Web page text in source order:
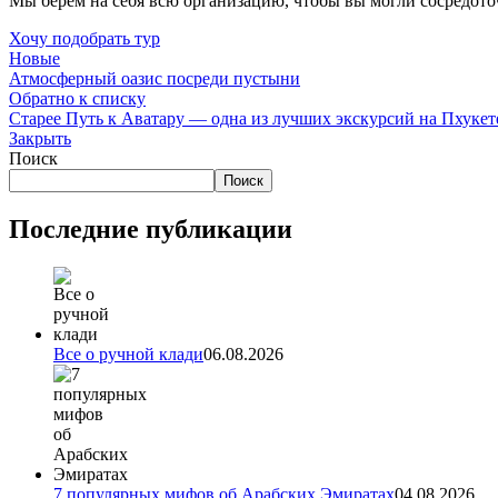
Хочу подобрать тур
Новые
Атмосферный оазис посреди пустыни
Обратно к списку
Старее Путь к Аватару — одна из лучших экскурсий на
Закрыть
Поиск
Поиск
Последние публикации
Все о ручной клади06.08.2026
7 популярных мифов об Арабских Эмиратах04.08.2026